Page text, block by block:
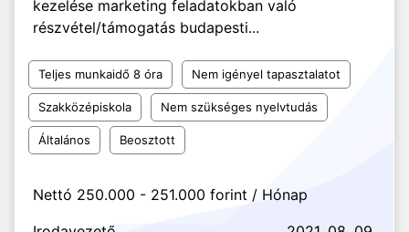
kezelése marketing feladatokban való
részvétel/támogatás budapesti...
Teljes munkaidő 8 óra Nem igényel tapasztalatot
Szakközépiskola Nem szükséges nyelvtudás
Általános Beosztott
Nettó 250.000 - 251.000 forint / Hónap